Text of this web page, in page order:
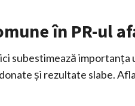
în PR-ul
subestimează importanța
și rezultate slabe.